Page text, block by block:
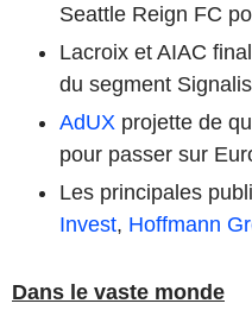
Seattle Reign FC
Lacroix et AIAC
du segment
AdUX projette de
pour passer sur
Les principales
Invest, Hoffmann
Dans le vaste monde